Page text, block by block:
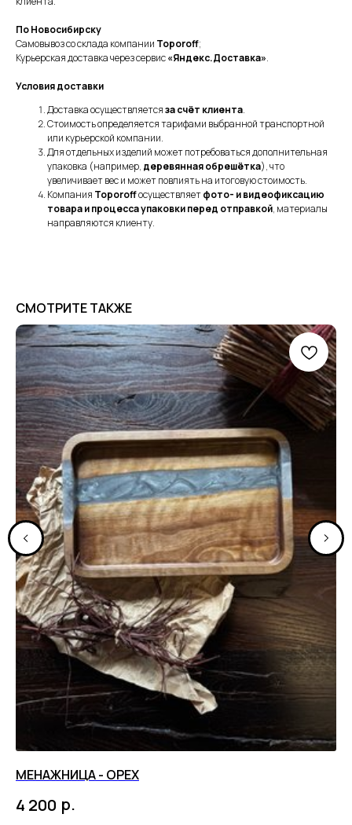
По Новосибирску
Самовывоз со склада компании Toporoff;
Курьерская доставка через сервис«Яндекс.Доставка».
Условия доставки
Доставка осуществляетсяза счёт клиента.
Стоимость определяется тарифами выбранной транспортной
или курьерской компании.
Для отдельных изделий может потребоваться дополнительная
упаковка (например, деревянная обрешётка), что
увеличивает вес и может повлиять на итоговую стоимость.
Компания Toporoffосуществляетфото- и видеофиксацию
товара и процесса упаковки перед отправкой, материалы
направляются клиенту.
СМОТРИТЕ ТАКЖЕ
МЕНАЖНИЦА - ОРЕХ
4 200 р.